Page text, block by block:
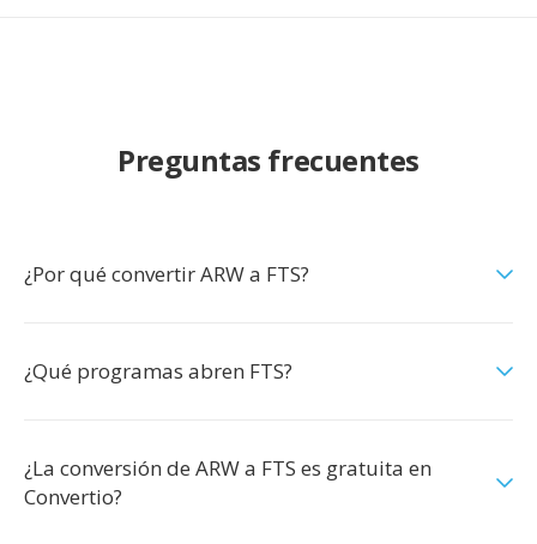
Preguntas frecuentes
¿Por qué convertir ARW a FTS?
¿Qué programas abren FTS?
¿La conversión de ARW a FTS es gratuita en
Convertio?